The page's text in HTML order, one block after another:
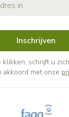
Inschrijven
schrijft u
met onze